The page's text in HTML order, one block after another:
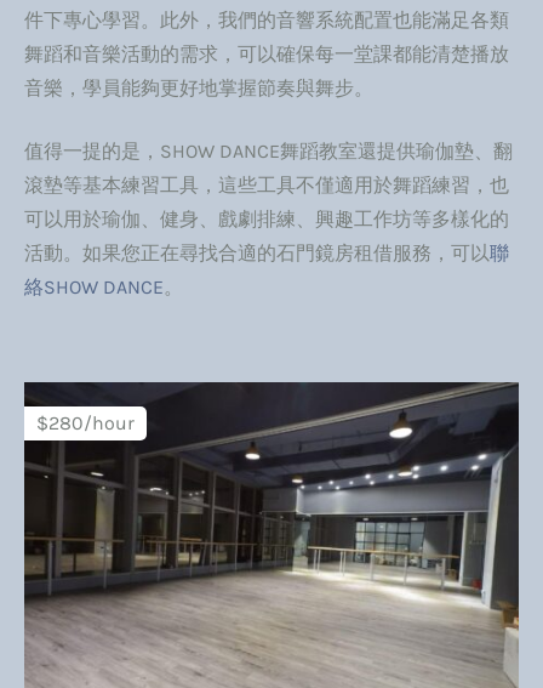
件下專心學習。此外，我們的音響系統配置也能滿足各類
舞蹈和音樂活動的需求，可以確保每一堂課都能清楚播放
音樂，學員能夠更好地掌握節奏與舞步。
值得一提的是， SHOW DANCE舞蹈教室還提供瑜伽墊、翻
滾墊等基本練習工具，這些工具不僅適用於舞蹈練習，也
可以用於瑜伽、健身、戲劇排練、興趣工作坊等多樣化的
活動。如果您正在尋找合適的石門鏡房租借服務，可以聯
絡SHOW DANCE。
$280/hour